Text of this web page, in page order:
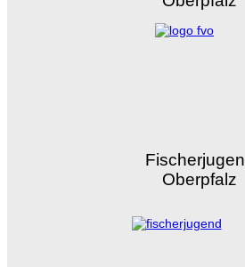
Oberpfalz